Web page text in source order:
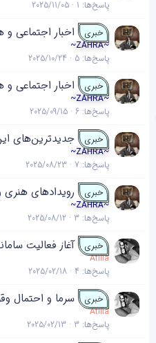
پاسخ‌ها 1
2025/11/05
خبری اخبار اجتماعی و
~ZAHRA~
پاسخ‌ها 5
2025/10/24
خبری اخبار اجتماعی و
~ZAHRA~
پاسخ‌ها 6
2025/09/15
خبری جدیدترین‌های
~ZAHRA~
پاسخ‌ها 7
2025/08/23
خبری رویداد‌های
~ZAHRA~
پاسخ‌ها 3
2025/08/12
خبری آغاز فعالیت
Atilla
پاسخ‌ها 4
2025/02/18
خبری سرما و احتمال
Atilla
پاسخ‌ها 3
2025/02/13